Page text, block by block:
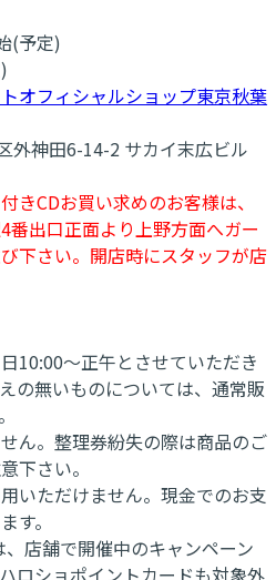
(予定)
オフィシャルショップ東京秋葉
外神田6-14-2 サカイ末広ビル
CDお買い求めのお客様は、
番出口正面より上野方面へガー
下さい。開店時にスタッフが店
10:00～正午とさせていただき
の無いものについては、通常販
ん。整理券紛失の際は商品のご
下さい。
いただけません。現金でのお支
す。
店舗で開催中のキャンペーン
ロショポイントカードも対象外